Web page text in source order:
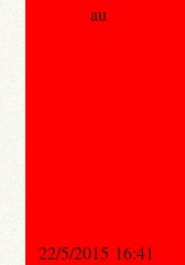
au
22/5/2015 16:41